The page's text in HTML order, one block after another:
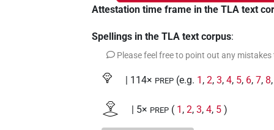
Attestation time frame in the TLA text
Spellings in the TLA text corpus:
Please feel free to point out any mistakes
𓁷 | 114× PREP (e.g. 1 ,2,3,4, 5, 6,7, 8
𓁷𓂋 | 5× PREP ( 1 ,2,3,4, 5 )